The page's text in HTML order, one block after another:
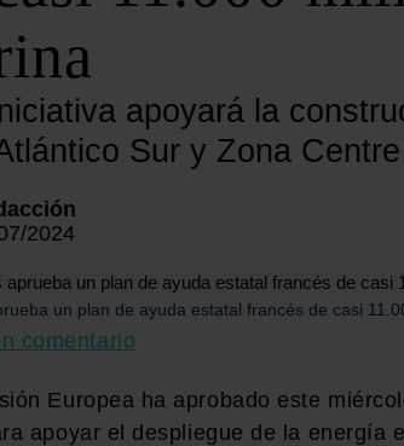
10
apoyará la
Sur y Zona
2024
un plan de ayuda estatal francés de casi
comentario
Europea ha aprobado este
apoyar el despliegue de la energía